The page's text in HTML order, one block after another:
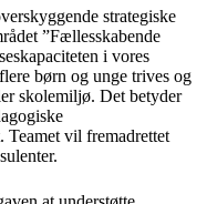
strategiske
”Fællesskabende
i vores
børn og unge trives og
skolemiljø. Det betyder
Teamet vil fremadrettet